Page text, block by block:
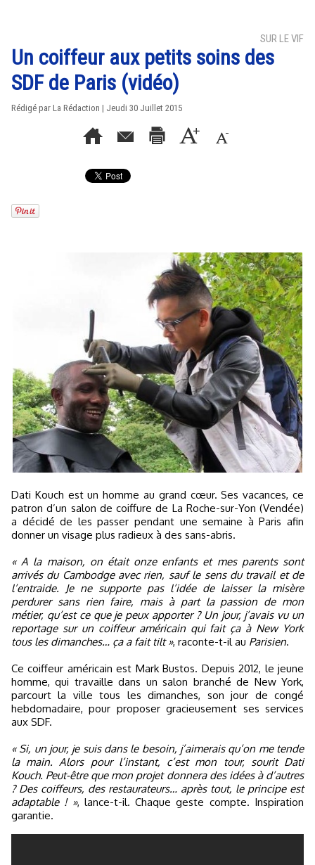
SUR LE VIF
Un coiffeur aux petits soins des
SDF de Paris (vidéo)
Rédigé par La Rédaction | Jeudi 30 Juillet 2015
Dati Kouch est un homme au grand cœur. Ses vacances, ce
patron d’un salon de coiffure de La Roche-sur-Yon (Vendée)
a décidé de les passer pendant une semaine à Paris afin
donner un visage plus radieux à des sans-abris.
« A la maison, on était onze enfants et mes parents sont
arrivés du Cambodge avec rien, sauf le sens du travail et de
l’entraide. Je ne supporte pas l’idée de laisser la misère
perdurer sans rien faire, mais à part la passion de mon
métier, qu’est ce que je peux apporter ? Un jour, j’avais vu un
reportage sur un coiffeur américain qui fait ça à New York
tous les dimanches… ça a fait tilt », raconte-t-il au Parisien.
Ce coiffeur américain est Mark Bustos. Depuis 2012, le jeune
homme, qui travaille dans un salon branché de New York,
parcourt la ville tous les dimanches, son jour de congé
hebdomadaire, pour proposer gracieusement ses services
aux SDF.
« Si, un jour, je suis dans le besoin, j’aimerais qu’on me tende
la main. Alors pour l’instant, c’est mon tour, sourit Dati
Kouch. Peut-être que mon projet donnera des idées à d’autres
? Des coiffeurs, des restaurateurs… après tout, le principe est
adaptable ! », lance-t-il. Chaque geste compte. Inspiration
garantie.